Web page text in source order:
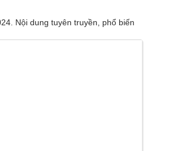
Nội dung tuyên truyền, phổ biến